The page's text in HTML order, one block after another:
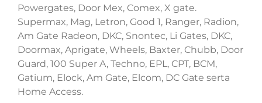
Powergates, Door Mex, Comex, X gate.
Supermax, Mag, Letron, Good 1, Ranger, Radion,
Am Gate Radeon, DKC, Snontec, Li Gates, DKC,
Doormax, Aprigate, Wheels, Baxter, Chubb, Door
Guard, 100 Super A, Techno, EPL, CPT, BCM,
Gatium, Elock, Am Gate, Elcom, DC Gate serta
Home Access.